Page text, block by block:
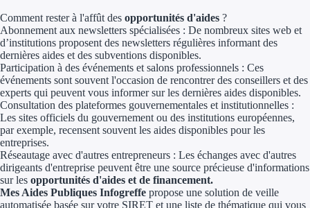
Aides Région
Aides Région
Aides Région
Outre-mer
Aides Région
Aides Région
Comment rester à l'affût des opportunités d'aides ?
Abonnement aux newsletters spécialisées : De nombreux sites web et
d’institutions proposent des newsletters régulières informant des
dernières aides et des subventions disponibles.
Participation à des événements et salons professionnels : Ces
événements sont souvent l'occasion de rencontrer des conseillers et des
experts qui peuvent vous informer sur les dernières aides disponibles.
Consultation des plateformes gouvernementales et institutionnelles :
Les sites officiels du gouvernement ou des institutions européennes,
par exemple, recensent souvent les aides disponibles pour les
entreprises.
Réseautage avec d'autres entrepreneurs : Les échanges avec d'autres
dirigeants d'entreprise peuvent être une source précieuse d'informations
sur les opportunités d'aides et de financement.
Mes Aides Publiques Infogreffe propose une solution de veille
automatisée basée sur votre SIRET et une liste de thématique qui vous